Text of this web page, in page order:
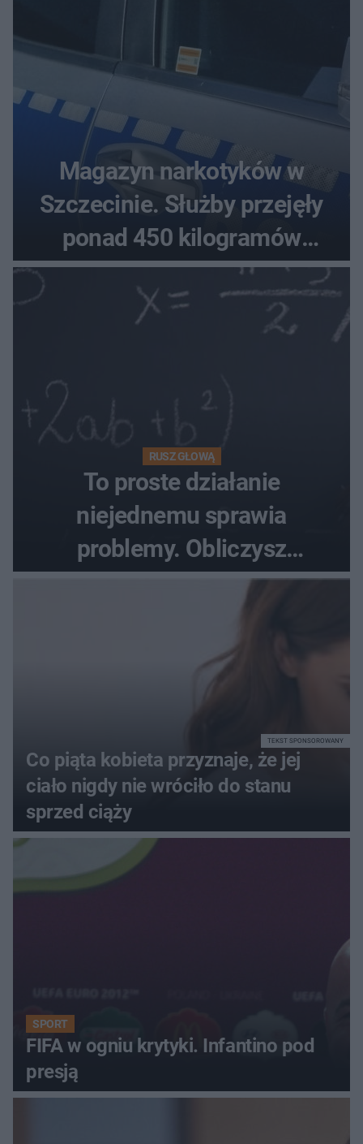
Magazyn narkotyków w
Szczecinie. Służby przejęły
ponad 450 kilogramów
towaru
RUSZ GŁOWĄ
To proste działanie
niejednemu sprawia
problemy. Obliczysz
poprawnie, ile to jest
Co piąta kobieta przyznaje, że jej
ciało nigdy nie wróciło do stanu
sprzed ciąży
TEKST SPONSOROWANY
SPORT
FIFA w ogniu krytyki. Infantino pod
presją